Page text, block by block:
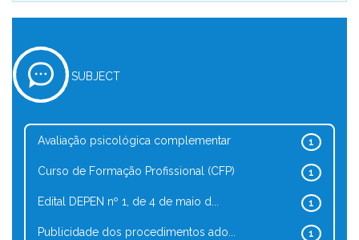
SUBJECT
1
Avaliação psicológica complementar
1
Curso de Formação Profissional (CFP)
1
Edital DEPEN nº 1, de 4 de maio d...
1
Publicidade dos procedimentos ado...